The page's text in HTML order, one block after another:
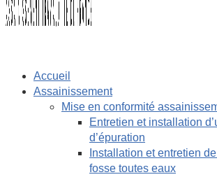
Accueil
Assainissement
Mise en conformité
Entretien et installation
d’épuration
Installation et entretien
fosse toutes eaux